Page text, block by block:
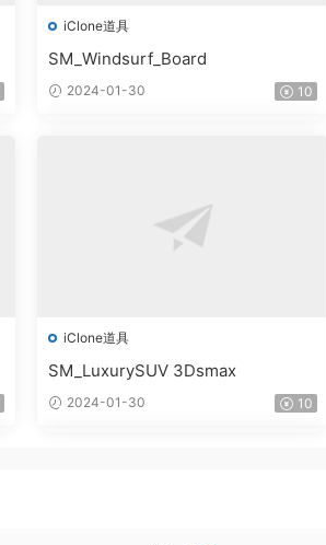
iClone道具
SM_Windsurf_Board
2024-01-30 10
iClone道具
SM_LuxurySUV 3Dsmax
2024-01-30 10